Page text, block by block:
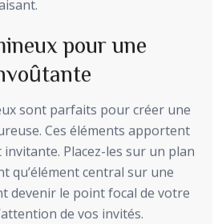
pour une
sont parfaits pour créer une
Ces éléments apportent
Placez-les sur un plan
qu’élément central sur une
devenir le point focal de votre
de vos invités.